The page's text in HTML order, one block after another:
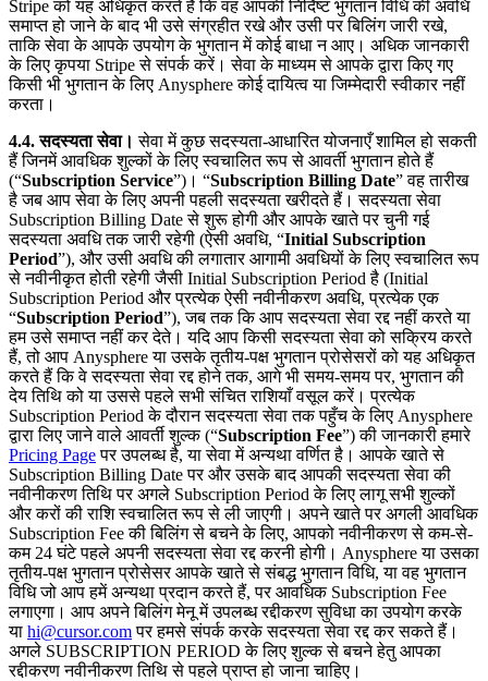
Stripe को यह अधिकृत करते हैं कि वह आपकी निर्दिष्ट भुगतान विधि की अवधि
समाप्त हो जाने के बाद भी उसे संग्रहीत रखे और उसी पर बिलिंग जारी रखे,
ताकि सेवा के आपके उपयोग के भुगतान में कोई बाधा न आए। अधिक जानकारी
के लिए कृपया Stripe से संपर्क करें। सेवा के माध्यम से आपके द्वारा किए गए
किसी भी भुगतान के लिए Anysphere कोई दायित्व या जिम्मेदारी स्वीकार नहीं
करता।
4.4. सदस्यता सेवा। सेवा में कुछ सदस्यता-आधारित योजनाएँ शामिल हो सकती
हैं जिनमें आवधिक शुल्कों के लिए स्वचालित रूप से आवर्ती भुगतान होते हैं
(“Subscription Service”)। “Subscription Billing Date” वह तारीख
है जब आप सेवा के लिए अपनी पहली सदस्यता खरीदते हैं। सदस्यता सेवा
Subscription Billing Date से शुरू होगी और आपके खाते पर चुनी गई
सदस्यता अवधि तक जारी रहेगी (ऐसी अवधि, “Initial Subscription
Period”), और उसी अवधि की लगातार आगामी अवधियों के लिए स्वचालित रूप
से नवीनीकृत होती रहेगी जैसी Initial Subscription Period है (Initial
Subscription Period और प्रत्येक ऐसी नवीनीकरण अवधि, प्रत्येक एक
“Subscription Period”), जब तक कि आप सदस्यता सेवा रद्द नहीं करते या
हम उसे समाप्त नहीं कर देते। यदि आप किसी सदस्यता सेवा को सक्रिय करते
हैं, तो आप Anysphere या उसके तृतीय-पक्ष भुगतान प्रोसेसरों को यह अधिकृत
करते हैं कि वे सदस्यता सेवा रद्द होने तक, आगे भी समय-समय पर, भुगतान की
देय तिथि को या उससे पहले सभी संचित राशियाँ वसूल करें। प्रत्येक
Subscription Period के दौरान सदस्यता सेवा तक पहुँच के लिए Anysphere
द्वारा लिए जाने वाले आवर्ती शुल्क (“Subscription Fee”) की जानकारी हमारे
Pricing Pageपर उपलब्ध है, या सेवा में अन्यथा वर्णित है। आपके खाते से
Subscription Billing Date पर और उसके बाद आपकी सदस्यता सेवा की
नवीनीकरण तिथि पर अगले Subscription Period के लिए लागू सभी शुल्कों
और करों की राशि स्वचालित रूप से ली जाएगी। अपने खाते पर अगली आवधिक
Subscription Fee की बिलिंग से बचने के लिए, आपको नवीनीकरण से कम-से-
कम 24 घंटे पहले अपनी सदस्यता सेवा रद्द करनी होगी। Anysphere या उसका
तृतीय-पक्ष भुगतान प्रोसेसर आपके खाते से संबद्ध भुगतान विधि, या वह भुगतान
विधि जो आप हमें अन्यथा प्रदान करते हैं, पर आवधिक Subscription Fee
लगाएगा। आप अपने बिलिंग मेनू में उपलब्ध रद्दीकरण सुविधा का उपयोग करके
या hi@cursor.comपर हमसे संपर्क करके सदस्यता सेवा रद्द कर सकते हैं।
अगले SUBSCRIPTION PERIOD के लिए शुल्क से बचने हेतु आपका
रद्दीकरण नवीनीकरण तिथि से पहले प्राप्त हो जाना चाहिए।